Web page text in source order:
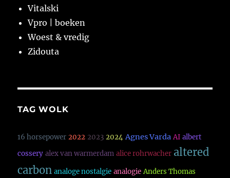
Vitalski
Vpro | boeken
Woest & vredig
Zidouta
TAG WOLK
16 horsepower 2022 2023 2024 Agnes Varda AI albert
cossery alex van warmerdam alice rohrwacher altered
carbon analoge nostalgie analogie Anders Thomas